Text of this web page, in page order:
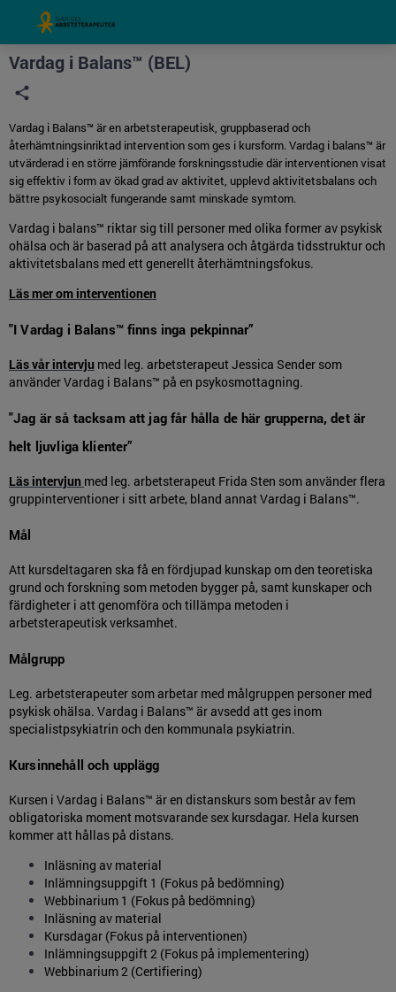
Grade
Portal
Vardag i Balans™ (BEL)
Vardag i Balans™ är en arbetsterapeutisk, gruppbaserad och
återhämtningsinriktad intervention som ges i kursform. Vardag i balans™ är
utvärderad i en större jämförande forskningsstudie där interventionen visat
sig effektiv i form av ökad grad av aktivitet, upplevd aktivitetsbalans och
bättre psykosocialt fungerande samt minskade symtom.
Vardag i balans™ riktar sig till personer med olika former av psykisk
ohälsa och är baserad på att analysera och åtgärda tidsstruktur och
aktivitetsbalans med ett generellt återhämtningsfokus.
Läs mer om interventionen
"I Vardag i Balans™ finns inga pekpinnar”
Läs vår intervju med leg. arbetsterapeut Jessica Sender som
använder Vardag i Balans™ på en psykosmottagning.
"Jag är så tacksam att jag får hålla de här grupperna, det är
helt ljuvliga klienter”
Läs intervjun med leg. arbetsterapeut Frida Sten som använder flera
gruppinterventioner i sitt arbete, bland annat Vardag i Balans™.
Mål
Att kursdeltagaren ska få en fördjupad kunskap om den teoretiska
grund och forskning som metoden bygger på, samt kunskaper och
färdigheter i att genomföra och tillämpa metoden i
arbetsterapeutisk verksamhet.
Målgrupp
Leg. arbetsterapeuter som arbetar med målgruppen personer med
psykisk ohälsa. Vardag i Balans™ är avsedd att ges inom
specialistpsykiatrin och den kommunala psykiatrin.
Kursinnehåll och upplägg
Kursen i Vardag i Balans™ är en distanskurs som består av fem
obligatoriska moment motsvarande sex kursdagar. Hela kursen
kommer att hållas på distans.
Inläsning av material
Inlämningsuppgift 1 (Fokus på bedömning)
Webbinarium 1 (Fokus på bedömning)
Inläsning av material
Kursdagar (Fokus på interventionen)
Inlämningsuppgift 2 (Fokus på implementering)
Webbinarium 2 (Certifiering)